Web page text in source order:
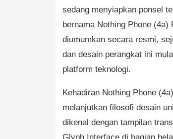
sedang menyiapkan ponsel
bernama Nothing Phone (4a)
diumumkan secara resmi,
dan desain perangkat ini
platform teknologi.
Kehadiran Nothing Phone
melanjutkan filosofi desain
dikenal dengan tampilan